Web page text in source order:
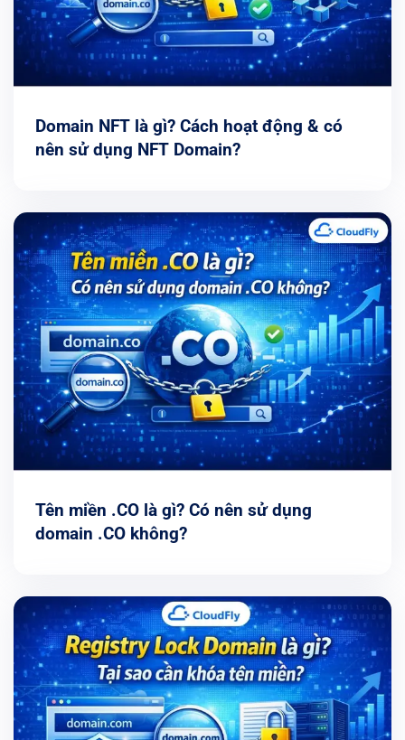
Domain NFT là gì? Cách hoạt động & có
nên sử dụng NFT Domain?
Tên miền .CO là gì? Có nên sử dụng
domain .CO không?